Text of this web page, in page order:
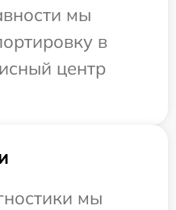
мы
в
центр
мы